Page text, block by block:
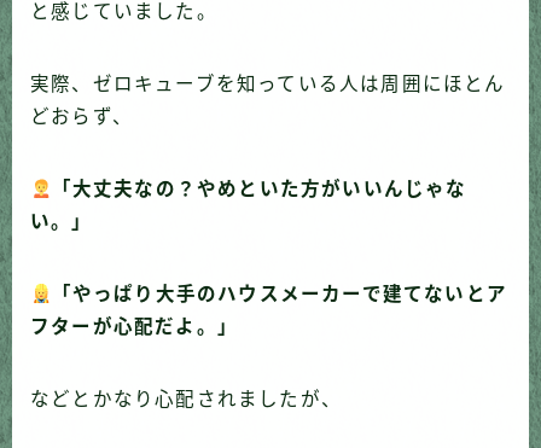
と感じていました。
実際、ゼロキューブを知っている人は周囲にほとん
どおらず、
「大丈夫なの？やめといた方がいいんじゃな
い。」
「やっぱり大手のハウスメーカーで建てないとア
フターが心配だよ。」
などとかなり心配されましたが、